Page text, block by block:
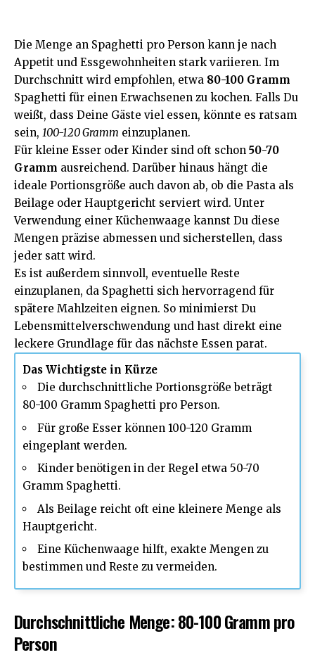
Die Menge an Spaghetti pro Person kann je nach
Appetit und Essgewohnheiten stark variieren. Im
Durchschnitt wird empfohlen, etwa 80-100 Gramm
Spaghetti für einen Erwachsenen zu kochen. Falls Du
weißt, dass Deine Gäste viel essen, könnte es ratsam
sein, 100-120 Gramm einzuplanen.
Für kleine Esser oder Kinder sind oft schon 50-70
Gramm ausreichend. Darüber hinaus hängt die
ideale Portionsgröße auch davon ab, ob die Pasta als
Beilage oder Hauptgericht serviert wird. Unter
Verwendung einer Küchenwaage kannst Du diese
Mengen präzise abmessen und sicherstellen, dass
jeder satt wird.
Es ist außerdem sinnvoll, eventuelle Reste
einzuplanen, da Spaghetti sich hervorragend für
spätere Mahlzeiten eignen. So minimierst Du
Lebensmittelverschwendung und hast direkt eine
leckere Grundlage für das nächste Essen parat.
Das Wichtigste in Kürze
Die durchschnittliche Portionsgröße beträgt
80-100 Gramm Spaghetti pro Person.
Für große Esser können 100-120 Gramm
eingeplant werden.
Kinder benötigen in der Regel etwa 50-70
Gramm Spaghetti.
Als Beilage reicht oft eine kleinere Menge als
Hauptgericht.
Eine Küchenwaage hilft, exakte Mengen zu
bestimmen und Reste zu vermeiden.
Durchschnittliche Menge: 80-100 Gramm pro
Person